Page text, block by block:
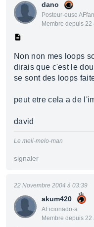
dano
Posteur·euse
Membre depuis 22
Non non mes loops
dirais que c'est le
se sont des loops
peut etre cela a de
david
Le meli-melo-man
signaler
akum420
AFicionado·a
Membre depuis 22
22 Novembre 2004 à 03:39